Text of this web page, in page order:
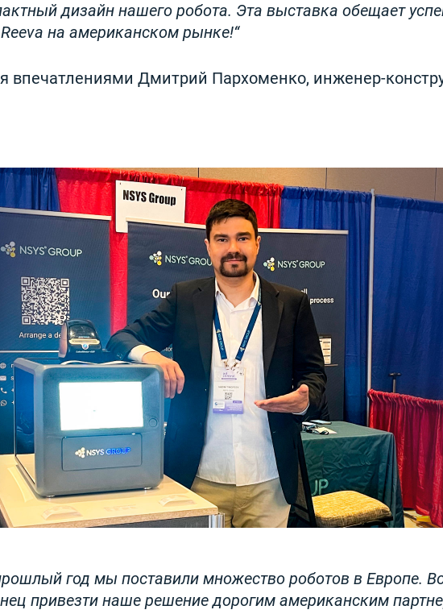
дизайн нашего робота. Эта выставка обещает
на американском рынке!
впечатлениями Дмитрий Пархоменко, инженер-
год мы поставили множество роботов в Европе.
привезти наше решение дорогим американским